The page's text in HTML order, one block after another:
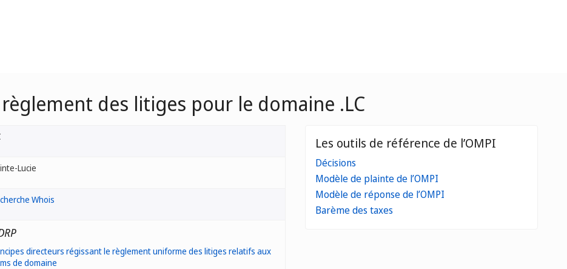
règlement des litiges pour le domaine .LC
Lucie
Whois
directeurs régissant le règlement uniforme des litiges relatifs aux
de domaine
Les outils de référence de l’OMPI
Décisions
Modèle de plainte de l’OMPI
Modèle de réponse de l’OMPI
Barème des taxes